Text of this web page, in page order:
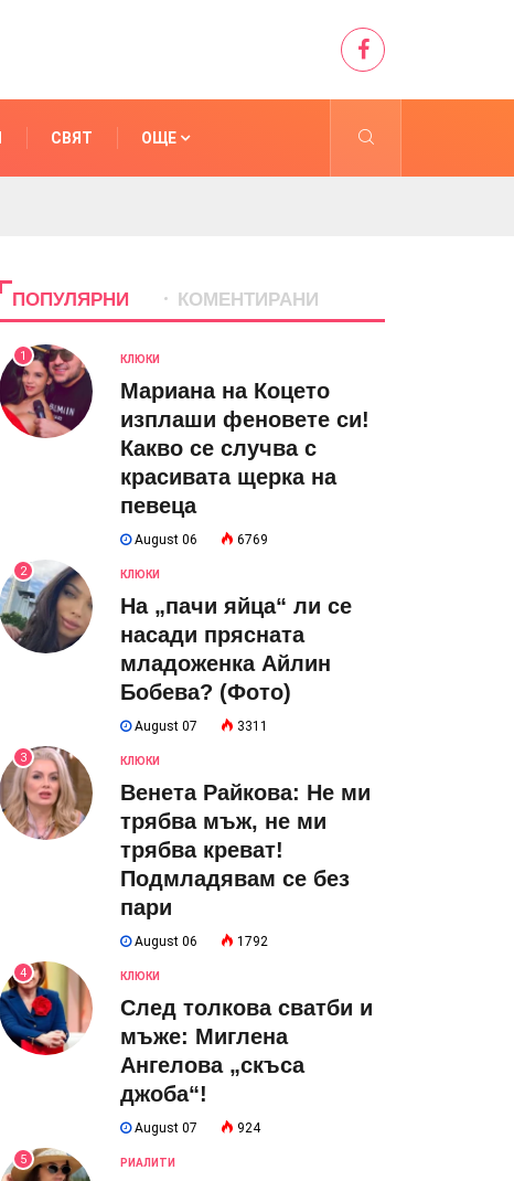
СВЯТ ОЩЕ
ПОПУЛЯРНИ КОМЕНТИРАНИ
1 КЛЮКИ
Мариана на Коцето
изплаши феновете си!
Какво се случва с
красивата щерка на
певеца
August 06 6769
2 КЛЮКИ
На „пачи яйца“ ли се
насади прясната
младоженка Айлин
Бобева? (Фото)
August 07 3311
3 КЛЮКИ
Венета Райкова: Не ми
трябва мъж, не ми
трябва креват!
Подмладявам се без
пари
August 06 1792
4 КЛЮКИ
След толкова сватби и
мъже: Миглена
Ангелова „скъса
джоба“!
August 07 924
5 РИАЛИТИ